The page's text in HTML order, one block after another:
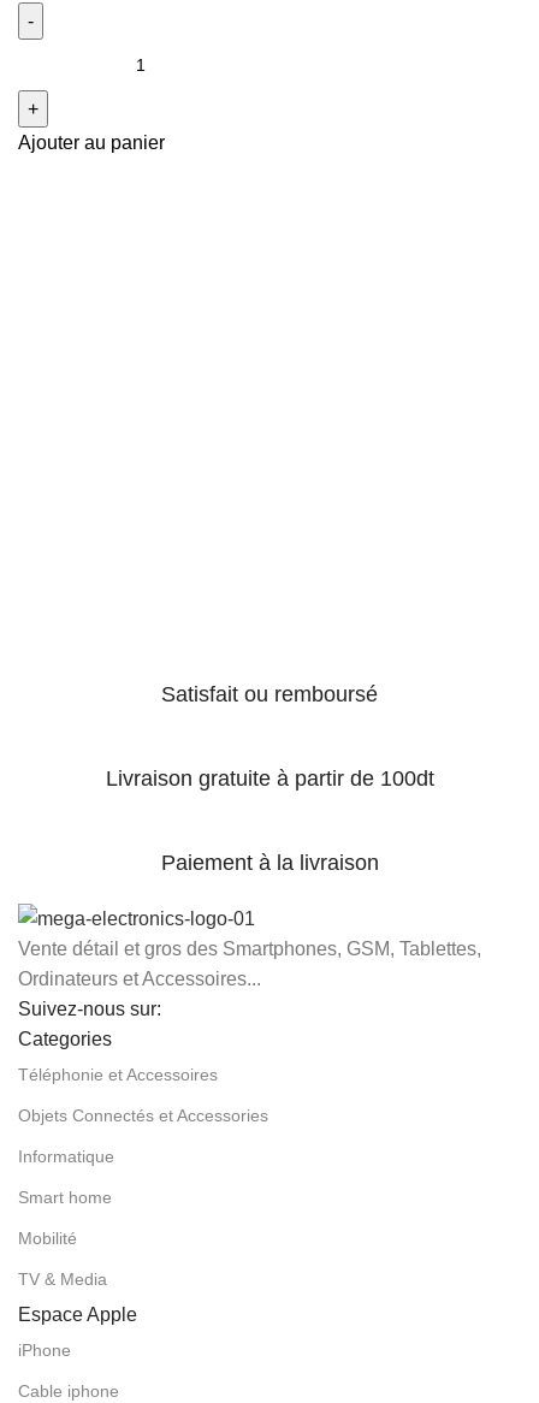
Ajouter au panier
Satisfait ou remboursé
Livraison gratuite à partir de 100dt
Paiement à la livraison
Vente détail et gros des Smartphones, GSM, Tablettes,
Ordinateurs et Accessoires...
Suivez-nous sur:
Categories
Téléphonie et Accessoires
Objets Connectés et Accessories
Informatique
Smart home
Mobilité
TV & Media
Espace Apple
iPhone
Cable iphone